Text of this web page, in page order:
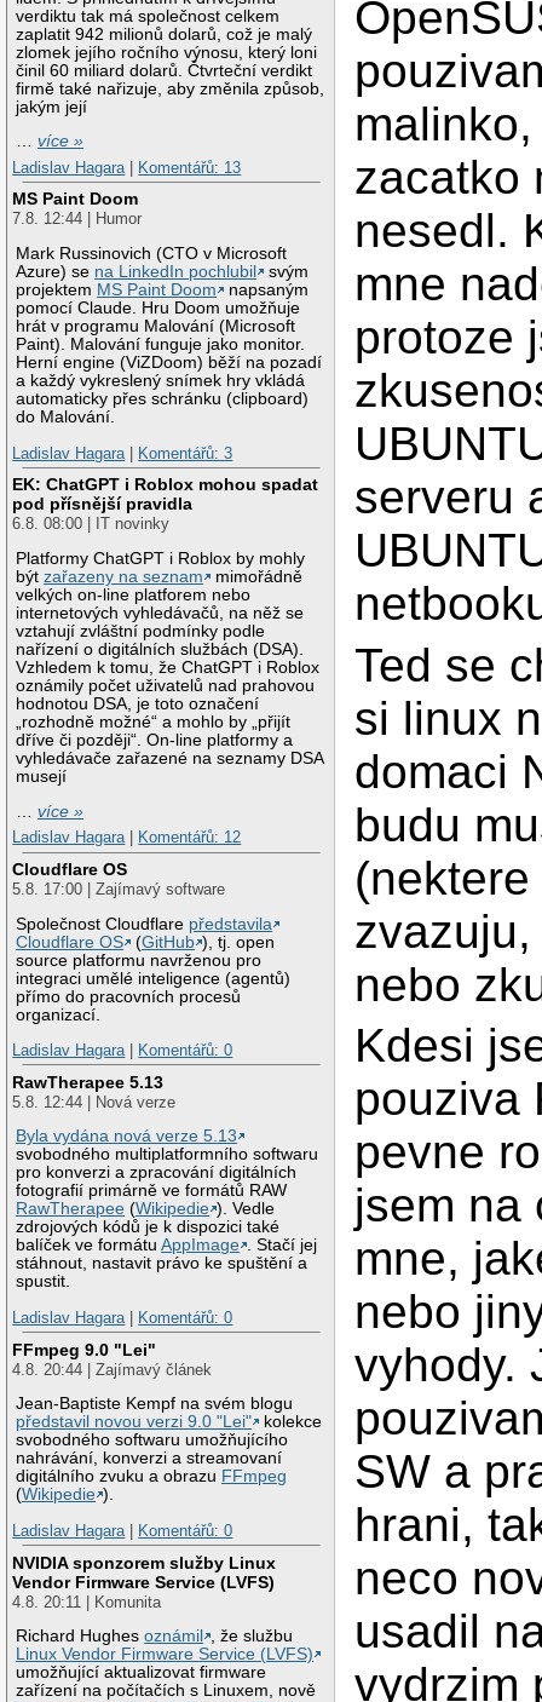
verdiktu tak má společnost celkem
zaplatit 942 milionů dolarů, což je malý
zlomek jejího ročního výnosu, který loni
činil 60 miliard dolarů. Čtvrteční verdikt
firmě také nařizuje, aby změnila způsob,
jakým její
…více »
Ladislav Hagara
Komentářů: 13
MS Paint Doom
7.8. 12:44 | Humor
Mark Russinovich (CTO v Microsoft
Azure) se na LinkedIn pochlubil
svým
projektem MS Paint Doom
napsaným
pomocí Claude. Hru Doom umožňuje
hrát v programu Malování (Microsoft
Paint). Malování funguje jako monitor.
Herní engine (ViZDoom) běží na pozadí
a každý vykreslený snímek hry vkládá
automaticky přes schránku (clipboard)
do Malování.
Ladislav Hagara
Komentářů: 3
EK: ChatGPT i Roblox mohou spadat
pod přísnější pravidla
6.8. 08:00 | IT novinky
Platformy ChatGPT i Roblox by mohly
býtzařazeny na seznam
mimořádně
velkých on-line platforem nebo
internetových vyhledávačů, na něž se
vztahují zvláštní podmínky podle
nařízení o digitálních službách (DSA).
Vzhledem k tomu, že ChatGPT i Roblox
oznámily počet uživatelů nad prahovou
hodnotou DSA, je toto označení
„rozhodně možné“ a mohlo by „přijít
dříve či později“. On-line platformy a
vyhledávače zařazené na seznamy DSA
musejí
…více »
Ladislav Hagara| Komentářů: 12
Cloudflare OS
5.8. 17:00 | Zajímavý software
Společnost Cloudflare představila
Cloudflare OS
(GitHub ), tj. open
source platformu navrženou pro
integraci umělé inteligence (agentů)
přímo do pracovních procesů
organizací.
Ladislav Hagara| Komentářů: 0
RawTherapee 5.13
5.8. 12:44 | Nová verze
Byla vydána nová verze 5.13
svobodného multiplatformního softwaru
pro konverzi a zpracování digitálních
fotografií primárně ve formátů RAW
RawTherapee (Wikipedie ). Vedle
zdrojových kódů je k dispozici také
balíček ve formátuAppImage . Stačí jej
stáhnout, nastavit právo ke spuštění a
spustit.
Ladislav Hagara| Komentářů: 0
FFmpeg 9.0 "Lei"
4.8. 20:44 | Zajímavý článek
Jean-Baptiste Kempf na svém blogu
představil novou verzi 9.0 "Lei"
kolekce
svobodného softwaru umožňujícího
nahrávání, konverzi a streamovaní
digitálního zvuku a obrazu FFmpeg
(Wikipedie ).
Ladislav Hagara| Komentářů: 0
NVIDIA sponzorem služby Linux
Vendor Firmware Service (LVFS)
4.8. 20:11 | Komunita
Richard Hughesoznámil
, že službu
Linux Vendor Firmware Service (LVFS)
umožňující aktualizovat firmware
zařízení na počítačích s Linuxem, nově
zacatko
nesedl.
mne
protoze
serveru
Ted se
si linux
domaci
budu
nebo
Kdesi
pouziva
pevne
jsem na
mne,
nebo
vyhody.
SW a
hrani,
neco
usadil
vydrzim